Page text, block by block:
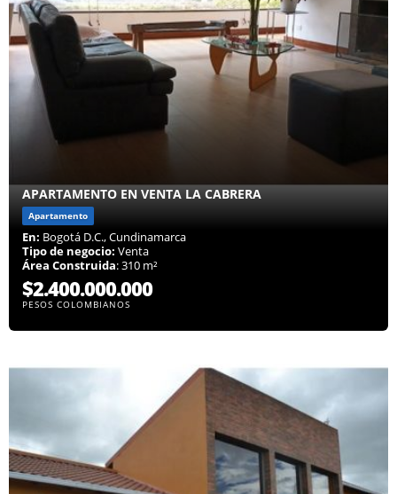
APARTAMENTO EN VENTA LA CABRERA
Apartamento
En: Bogotá D.C., Cundinamarca
Tipo de negocio: Venta
Área Construida: 310 m²
$2.400.000.000
PESOS COLOMBIANOS